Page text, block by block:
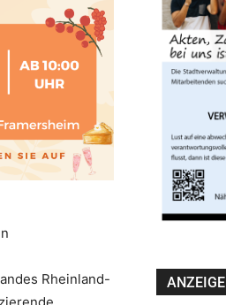
Rheinland-
ANZEIGE